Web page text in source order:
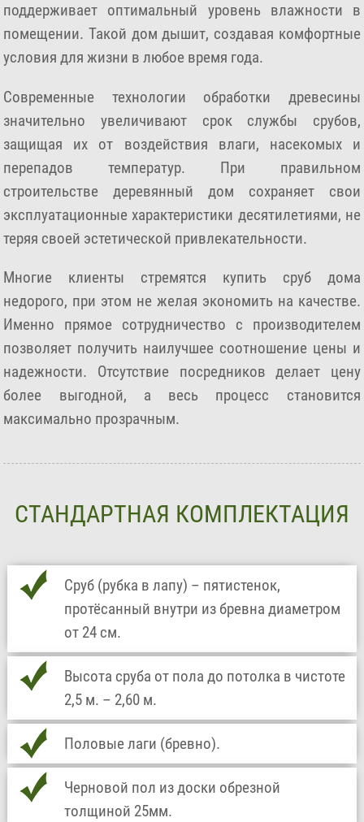
поддерживает оптимальный уровень влажности в
помещении. Такой дом дышит, создавая комфортные
условия для жизни в любое время года.
Современные технологии обработки древесины
значительно увеличивают срок службы срубов,
защищая их от воздействия влаги, насекомых и
перепадов температур. При правильном
строительстве деревянный дом сохраняет свои
эксплуатационные характеристики десятилетиями, не
теряя своей эстетической привлекательности.
Многие клиенты стремятся купить сруб дома
недорого, при этом не желая экономить на качестве.
Именно прямое сотрудничество с производителем
позволяет получить наилучшее соотношение цены и
надежности. Отсутствие посредников делает цену
более выгодной, а весь процесс становится
максимально прозрачным.
СТАНДАРТНАЯ КОМПЛЕКТАЦИЯ
Сруб (рубка в лапу) – пятистенок,
протёсанный внутри из бревна диаметром
от 24 см.
Высота сруба от пола до потолка в чистоте
2,5 м. – 2,60 м.
Половые лаги (бревно).
Черновой пол из доски обрезной
толщиной 25мм.